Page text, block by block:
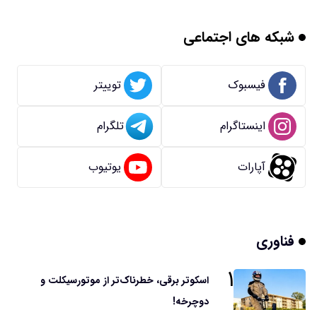
شبکه های اجتماعی
فیسبوک توییتر
اینستاگرام تلگرام
آپارات یوتیوب
فناوری
۱
اسکوتر برقی، خطرناک‌تر از موتورسیکلت و
دوچرخه!